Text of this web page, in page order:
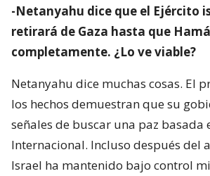
-Netanyahu dice que el Ejército
retirará de Gaza hasta que
completamente. ¿Lo ve viable?
Netanyahu dice muchas cosas. El
los hechos demuestran que su
señales de buscar una paz basada
Internacional. Incluso después del
Israel ha mantenido bajo control